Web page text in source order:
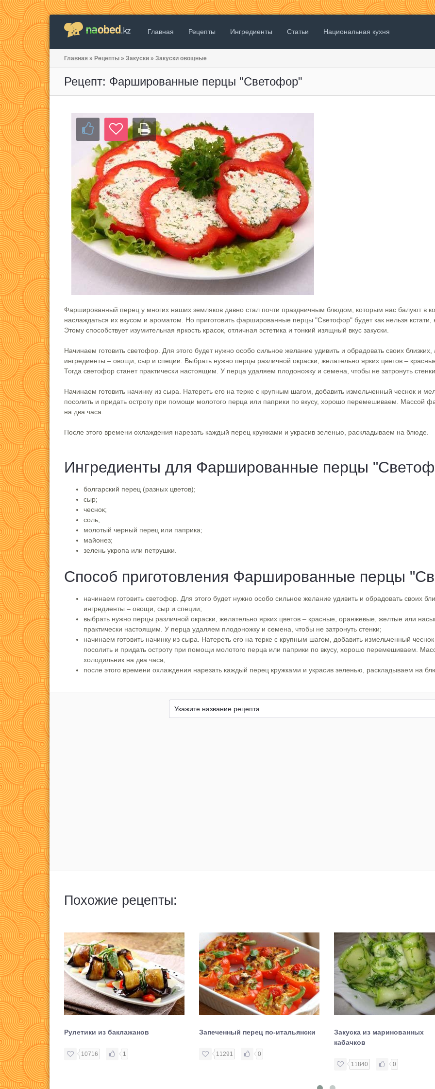
Главная Рецепты Ингредиенты Статьи Национальная кухня
Главная » Рецепты » Закуски » Закуски овощные
Рецепт: Фаршированные перцы "Светофор"
Фаршированный перец у многих наших земляков давно стал почти праздничным блюдом, которым нас балуют в
наслаждаться их вкусом и ароматом. Но приготовить фаршированные перцы "Светофор" будет как нельзя
Этому способствует изумительная яркость красок, отличная эстетика и тонкий изящный вкус закуски.
Начинаем готовить светофор. Для этого будет нужно особо сильное желание удивить и обрадовать своих
ингредиенты – овощи, сыр и специи. Выбрать нужно перцы различной окраски, желательно ярких цветов –
Тогда светофор станет практически настоящим. У перца удаляем плодоножку и семена, чтобы не затронуть
Начинаем готовить начинку из сыра. Натереть его на терке с крупным шагом, добавить измельченный чеснок и
посолить и придать остроту при помощи молотого перца или паприки по вкусу, хорошо перемешиваем. Массой
на два часа.
После этого времени охлаждения нарезать каждый перец кружками и украсив зеленью, раскладываем на блюде.
Ингредиенты для Фаршированные перцы
болгарский перец (разных цветов);
сыр;
чеснок;
соль;
молотый черный перец или паприка;
майонез;
зелень укропа или петрушки.
Способ приготовления Фаршированные перцы
начинаем готовить светофор. Для этого будет нужно особо сильное желание удивить и обрадовать своих
ингредиенты – овощи, сыр и специи;
выбрать нужно перцы различной окраски, желательно ярких цветов – красные, оранжевые, желтые или
практически настоящим. У перца удаляем плодоножку и семена, чтобы не затронуть стенки;
начинаем готовить начинку из сыра. Натереть его на терке с крупным шагом, добавить измельченный
посолить и придать остроту при помощи молотого перца или паприки по вкусу, хорошо перемешиваем.
холодильник на два часа;
после этого времени охлаждения нарезать каждый перец кружками и украсив зеленью, раскладываем на
Похожие рецепты:
Рулетики из баклажанов
10716 1
Запеченный перец по-итальянски
11291 0
Закуска из маринованных
кабачков
11840 0